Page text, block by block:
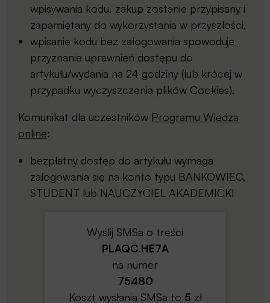
wpisywania kodu, zakup zostanie przypisany i
zapamiętany do wykorzystania w przyszłości,
wpisanie kodu bez zalogowania spowoduje
przyznanie uprawnień dostępu do
artykułu/wydania na 24 godziny (lub krócej w
przypadku wyczyszczenia plików Cookies).
Komunikat dla uczestników Programu Wiedza
online:
bezpłatny dostęp do artykułu wymaga
zalogowania się na konto typu BANKOWIEC,
STUDENT lub NAUCZYCIEL AKADEMICKI
Wyślij SMSa o treści
PLAQC.HE7A
na numer
75480
Koszt wysłania SMSa to 5 zł